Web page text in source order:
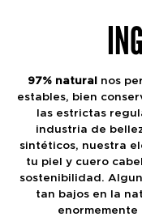
97% naturalnos
estables, bien
las estrictas
industria de
sintéticos, nuestra
tu piel y cuero
sostenibilidad.
tan bajos en la